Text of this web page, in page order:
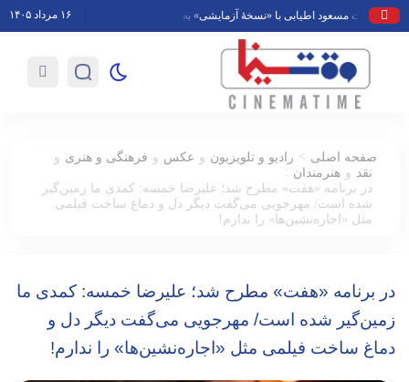
مسعود اطیابی با «نسخهٔ آزمایشی» به تلویزیون محمد حقیقی درگذشت
۱۶ مرداد ۱۴۰۵
صفحه اصلی > رادیو و تلویزیون و عکس و فرهنگی و هنری و
نقد و هنرمندان :
در برنامه «هفت» مطرح شد؛ علیرضا خمسه: کمدی ما زمین‌گیر
شده است/ مهرجویی می‌گفت دیگر دل و دماغ ساخت فیلمی
مثل «اجاره‌نشین‌ها» را ندارم!
در برنامه «هفت» مطرح شد؛ علیرضا خمسه: کمدی ما
زمین‌گیر شده است/ مهرجویی می‌گفت دیگر دل و
دماغ ساخت فیلمی مثل «اجاره‌نشین‌ها» را ندارم!